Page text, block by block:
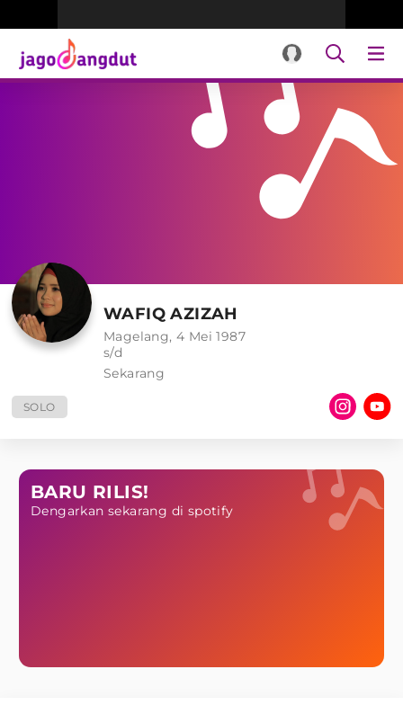
WAFIQ AZIZAH
Magelang, 4 Mei 1987
s/d
Sekarang
SOLO
BARU RILIS!
Dengarkan sekarang di spotify